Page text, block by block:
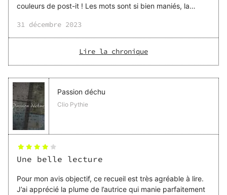
couleurs de post-it ! Les mots sont si bien maniés, la
randonnée du coeur porte plus que bien son nom ! À
travers ses étapes : avalanche, hors-piste, sentiers,
découvertes et clairière on découvre les pleurs de la belle
la tempête, ils sont une promesse d’espoir. J’ai
31 décembre 2023
Lire la chronique
Passion déchu
Clio Pythie
Une belle lecture
Pour mon avis objectif, ce recueil est très agréable à lire.
J’ai apprécié la plume de l’autrice qui manie parfaitement